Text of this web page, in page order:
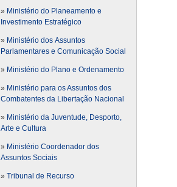
» Ministério do Planeamento e
Investimento Estratégico
» Ministério dos Assuntos
Parlamentares e Comunicação Social
» Ministério do Plano e Ordenamento
» Ministério para os Assuntos dos
Combatentes da Libertação Nacional
» Ministério da Juventude, Desporto,
Arte e Cultura
» Ministério Coordenador dos
Assuntos Sociais
» Tribunal de Recurso